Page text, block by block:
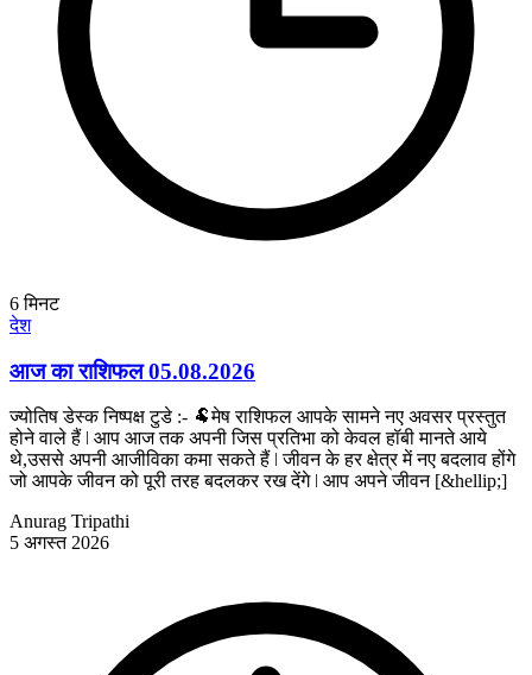
6मिनट
देश
आज का राशिफल 05.08.2026
ज्योतिष डेस्क निष्पक्ष टुडे :- 🐏मेष राशिफल आपके सामने नए अवसर प्रस्तुत
होने वाले हैं ǀ आप आज तक अपनी जिस प्रतिभा को केवल हॉबी मानते आये
थे,उससे अपनी आजीविका कमा सकते हैं ǀ जीवन के हर क्षेत्र में नए बदलाव होंगे
जो आपके जीवन को पूरी तरह बदलकर रख देंगे ǀ आप अपने जीवन [&hellip;]
Anurag Tripathi
5 अगस्त 2026